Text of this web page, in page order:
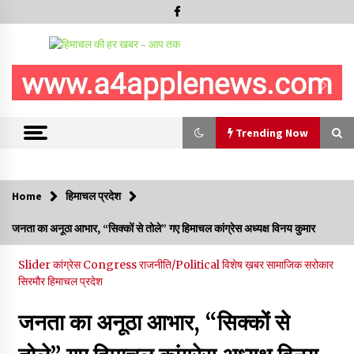
Trending Now
वन विभाग के एक हजार खिलाड़ी रामपुर में दिखाएंगे जौहर, 11 से 13 सितंबर
तक आयोजित होगी 27वीं वार्षिक खेलकूद प्रतियोगिता
07/08/2026
Home हिमाचल प्रदेश
जनता का अनूठा आभार, “सिक्कों से तोले” गए हिमाचल कांग्रेस अध्यक्ष विनय कुमार
Sliderकांग्रेस Congressराजनीति/Politicalविशेष ख़बरसामाजिक सरोकार
सिरमौरहिमाचल प्रदेश
जनता का अनूठा आभार, “सिक्कों से